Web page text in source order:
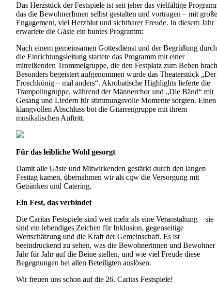
Das Herzstück der Festspiele ist seit jeher das vielfältige
das die BewohnerInnen selbst gestalten und vortragen – mit
Engagement, viel Herzblut und sichtbarer Freude. In diesem Jahr
erwartete die Gäste ein buntes Programm:
Nach einem gemeinsamen Gottesdienst und der Begrüßung durch
die Einrichtungsleitung startete das Programm mit einer
mitreißenden Trommelgruppe, die den Festplatz zum Beben
Besonders begeistert aufgenommen wurde das Theaterstück „Der
Froschkönig – mal anders“. Akrobatische Highlights lieferte die
Trampolingruppe, während der Männerchor und „Die Bänd“ mit
Gesang und Liedern für stimmungsvolle Momente sorgten. Einen
klangvollen Abschluss bot die Gitarrengruppe mit ihrem
musikalischen Auftritt.
Für das leibliche Wohl gesorgt
Damit alle Gäste und Mitwirkenden gestärkt durch den langen
Festtag kamen, übernahmen wir als cgw die Versorgung mit
Getränken und Catering.
Ein Fest, das verbindet
Die Caritas Festspiele sind weit mehr als eine Veranstaltung – sie
sind ein lebendiges Zeichen für Inklusion, gegenseitige
Wertschätzung und die Kraft der Gemeinschaft. Es ist
beeindruckend zu sehen, was die Bewohnerinnen und Bewohner
Jahr für Jahr auf die Beine stellen, und wie viel Freude diese
Begegnungen bei allen Beteiligten auslösen.
Wir freuen uns schon auf die 26. Caritas Festspiele!